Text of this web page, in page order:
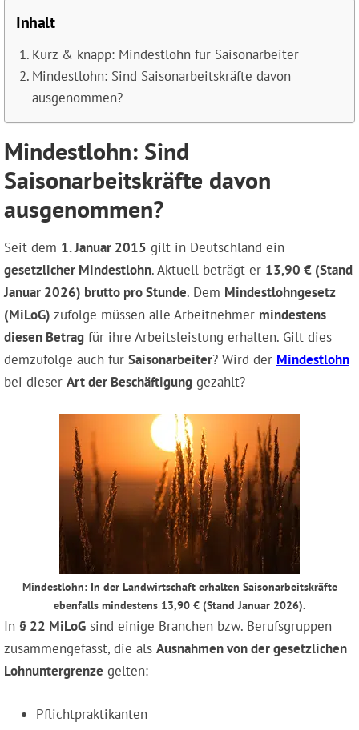
Inhalt
Kurz & knapp: Mindestlohn für Saisonarbeiter
Mindestlohn: Sind Saisonarbeitskräfte davon
ausgenommen?
Mindestlohn: Sind
Saisonarbeitskräfte davon
ausgenommen?
Seit dem 1. Januar 2015 gilt in Deutschland ein
gesetzlicher Mindestlohn. Aktuell beträgt er 13,90 € (Stand
Januar 2026) brutto pro Stunde. Dem Mindestlohngesetz
(MiLoG) zufolge müssen alle Arbeitnehmer mindestens
diesen Betrag für ihre Arbeitsleistung erhalten. Gilt dies
demzufolge auch für Saisonarbeiter? Wird der Mindestlohn
bei dieser Art der Beschäftigung gezahlt?
Mindestlohn: In der Landwirtschaft erhalten Saisonarbeitskräfte
ebenfalls mindestens 13,90 € (Stand Januar 2026).
In § 22 MiLoG sind einige Branchen bzw. Berufsgruppen
zusammengefasst, die als Ausnahmen von der gesetzlichen
Lohnuntergrenze gelten:
Pflichtpraktikanten